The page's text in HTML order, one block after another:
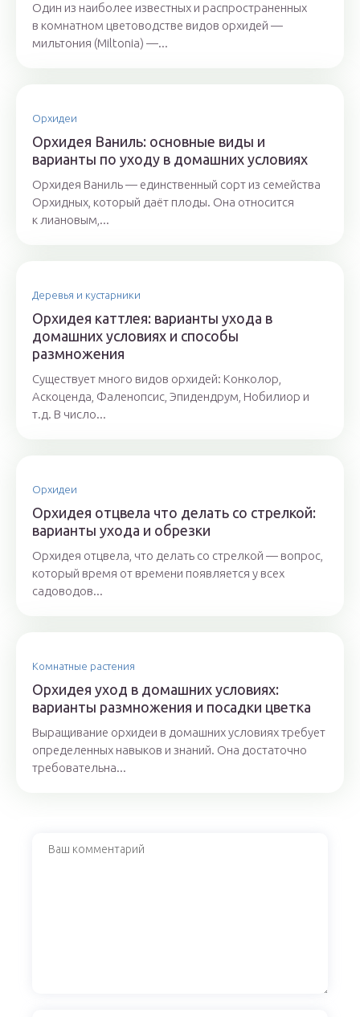
Один из наиболее известных и распространенных
в комнатном цветоводстве видов орхидей —
мильтония (Miltonia) —...
Орхидеи
Орхидея Ваниль: основные виды и
варианты по уходу в домашних условиях
Орхидея Ваниль — единственный сорт из семейства
Орхидных, который даёт плоды. Она относится
к лиановым,...
Деревья и кустарники
Орхидея каттлея: варианты ухода в
домашних условиях и способы
размножения
Существует много видов орхидей: Конколор,
Аскоценда, Фаленопсис, Эпидендрум, Нобилиор и
т.д. В число...
Орхидеи
Орхидея отцвела что делать со стрелкой:
варианты ухода и обрезки
Орхидея отцвела, что делать со стрелкой — вопрос,
который время от времени появляется у всех
садоводов...
Комнатные растения
Орхидея уход в домашних условиях:
варианты размножения и посадки цветка
Выращивание орхидеи в домашних условиях требует
определенных навыков и знаний. Она достаточно
требовательна...